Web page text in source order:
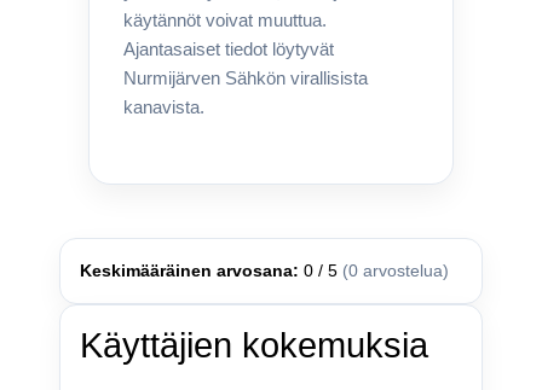
käytännöt voivat muuttua.
Ajantasaiset tiedot löytyvät
Nurmijärven Sähkön virallisista
kanavista.
Keskimääräinen arvosana: 0 / 5 (0 arvostelua)
Käyttäjien kokemuksia